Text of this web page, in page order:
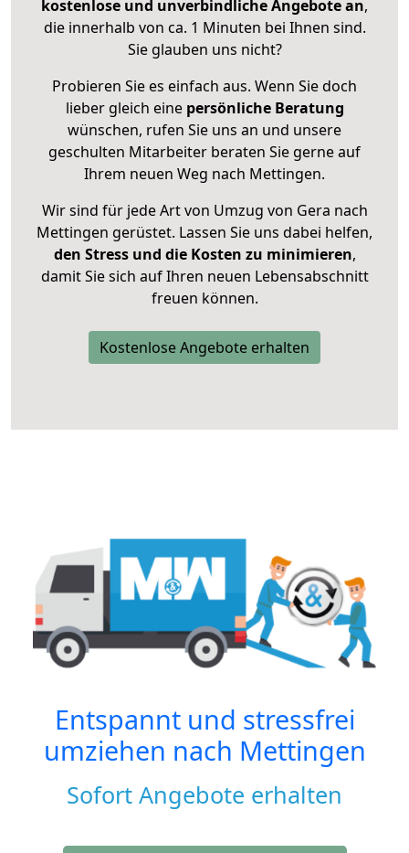
kostenlose und unverbindliche Angebote an,
die innerhalb von ca. 1 Minuten bei Ihnen sind.
Sie glauben uns nicht?
Probieren Sie es einfach aus. Wenn Sie doch
lieber gleich eine persönliche Beratung
wünschen, rufen Sie uns an und unsere
geschulten Mitarbeiter beraten Sie gerne auf
Ihrem neuen Weg nach Mettingen.
Wir sind für jede Art von Umzug von Gera nach
Mettingen gerüstet. Lassen Sie uns dabei helfen,
den Stress und die Kosten zu minimieren,
damit Sie sich auf Ihren neuen Lebensabschnitt
freuen können.
Kostenlose Angebote erhalten
Entspannt und stressfrei
umziehen nach Mettingen
Sofort Angebote erhalten